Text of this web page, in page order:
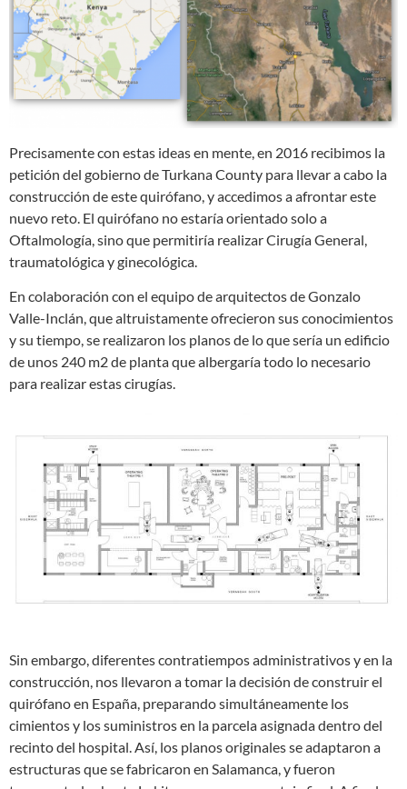
Precisamente con estas ideas en mente, en 2016 recibimos la
petición del gobierno de Turkana County para llevar a cabo la
construcción de este quirófano, y accedimos a afrontar este
nuevo reto. El quirófano no estaría orientado solo a
Oftalmología, sino que permitiría realizar Cirugía General,
traumatológica y ginecológica.
En colaboración con el equipo de arquitectos de Gonzalo
Valle-Inclán, que altruistamente ofrecieron sus conocimientos
y su tiempo, se realizaron los planos de lo que sería un edificio
de unos 240 m2 de planta que albergaría todo lo necesario
para realizar estas cirugías.
Sin embargo, diferentes contratiempos administrativos y en la
construcción, nos llevaron a tomar la decisión de construir el
quirófano en España, preparando simultáneamente los
cimientos y los suministros en la parcela asignada dentro del
recinto del hospital. Así, los planos originales se adaptaron a
estructuras que se fabricaron en Salamanca, y fueron